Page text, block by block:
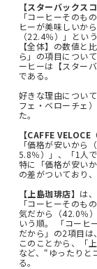
【スターバックス
「コーヒーそのも
ヒーが美味しいか
（22.4％）」とい
【全体】の数値と
ら」の項目につい
ーヒーは【スター
である。
好きな理由につい
フェ・ベローチェ
た。
【CAFFE VELOCE
「価格が安いから
5.8％）」、「1人
特に「価格が安い
の差がついており
【上島珈琲店】 は、
「コーヒーそのも
気だから（42.0％
いう順。 「コーヒ
だから」の2項目は
このことから、「
など、“ゆったりと
る。